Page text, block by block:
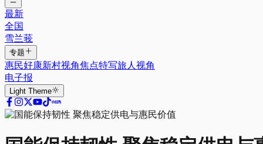
最新
全国
雪兰莪
专题
惠民好康新村视角焦点特写旅人视角
电子报
Light Theme